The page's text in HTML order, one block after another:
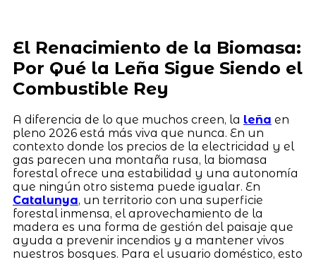
El Renacimiento de la Biomasa:
Por Qué la Leña Sigue Siendo el
Combustible Rey
A diferencia de lo que muchos creen, la leña en
pleno 2026 está más viva que nunca. En un
contexto donde los precios de la electricidad y el
gas parecen una montaña rusa, la biomasa
forestal ofrece una estabilidad y una autonomía
que ningún otro sistema puede igualar. En
Catalunya, un territorio con una superficie
forestal inmensa, el aprovechamiento de la
madera es una forma de gestión del paisaje que
ayuda a prevenir incendios y a mantener vivos
nuestros bosques. Para el usuario doméstico, esto